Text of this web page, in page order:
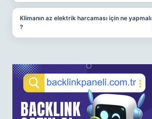
Klimanın az elektrik harcaması için ne yapmalı
?